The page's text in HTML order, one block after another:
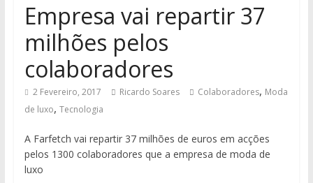
Empresa vai repartir 37
milhões pelos
colaboradores
2 Fevereiro, 2017 Ricardo Soares Colaboradores, Moda
de luxo, Tecnologia
A Farfetch vai repartir 37 milhões de euros em acções
pelos 1300 colaboradores que a empresa de moda de
luxo